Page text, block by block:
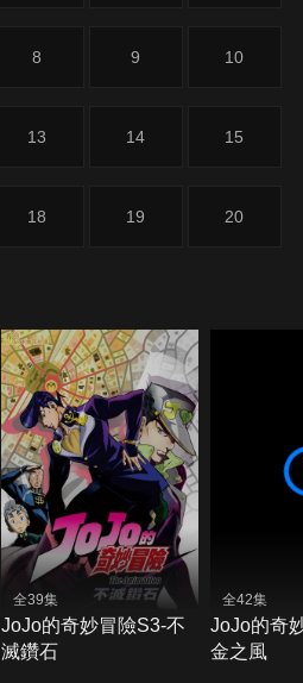
8 9 10
13 14 15
18 19 20
全39集
JoJo的奇妙冒險S3-不
滅鑽石
全42集
JoJo的奇
金之風